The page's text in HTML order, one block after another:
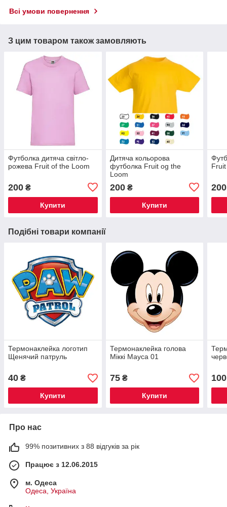
Всі умови повернення
З цим товаром також замовляють
Футболка дитяча світло-
рожева Fruit of the Loom
200 ₴
Купити
Дитяча кольорова
футболка Fruit og the
Loom
200₴
Купити
200
Подібні товари компанії
Термонаклейка логотип
Щенячий патруль
40 ₴
Купити
Термонаклейка голова
Міккі Мауса 01
75₴
Купити
100
Про нас
99% позитивних з 88 відгуків за рік
Працює з 12.06.2015
м. Одеса
Одеса, Україна